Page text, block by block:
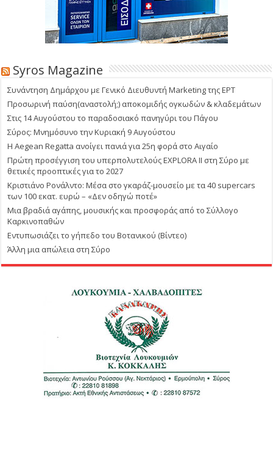
Syros Magazine
Συνάντηση Δημάρχου με Γενικό Διευθυντή Marketing της ΕΡΤ
Προσωρινή παύση(αναστολή;) αποκομιδής ογκωδών & κλαδεμάτων
Στις 14 Αυγούστου το παραδοσιακό πανηγύρι του Πάγου
Σύρος: Μνημόσυνο την Κυριακή 9 Αυγούστου
Η Aegean Regatta ανοίγει πανιά για 25η φορά στο Αιγαίο
Πρώτη προσέγγιση του υπερπολυτελούς EXPLORA II στη Σύρο με
θετικές προοπτικές για το 2027
Κριστιάνο Ρονάλντο: Μέσα στο γκαράζ-μουσείο με τα 40 supercars
των 100 εκατ. ευρώ – «Δεν οδηγώ ποτέ»
Μια βραδιά αγάπης, μουσικής και προσφοράς από το Σύλλογο
Καρκινοπαθών
Εντυπωσιάζει το γήπεδο του Βοτανικού (Βίντεο)
Άλλη μια απώλεια στη Σύρο